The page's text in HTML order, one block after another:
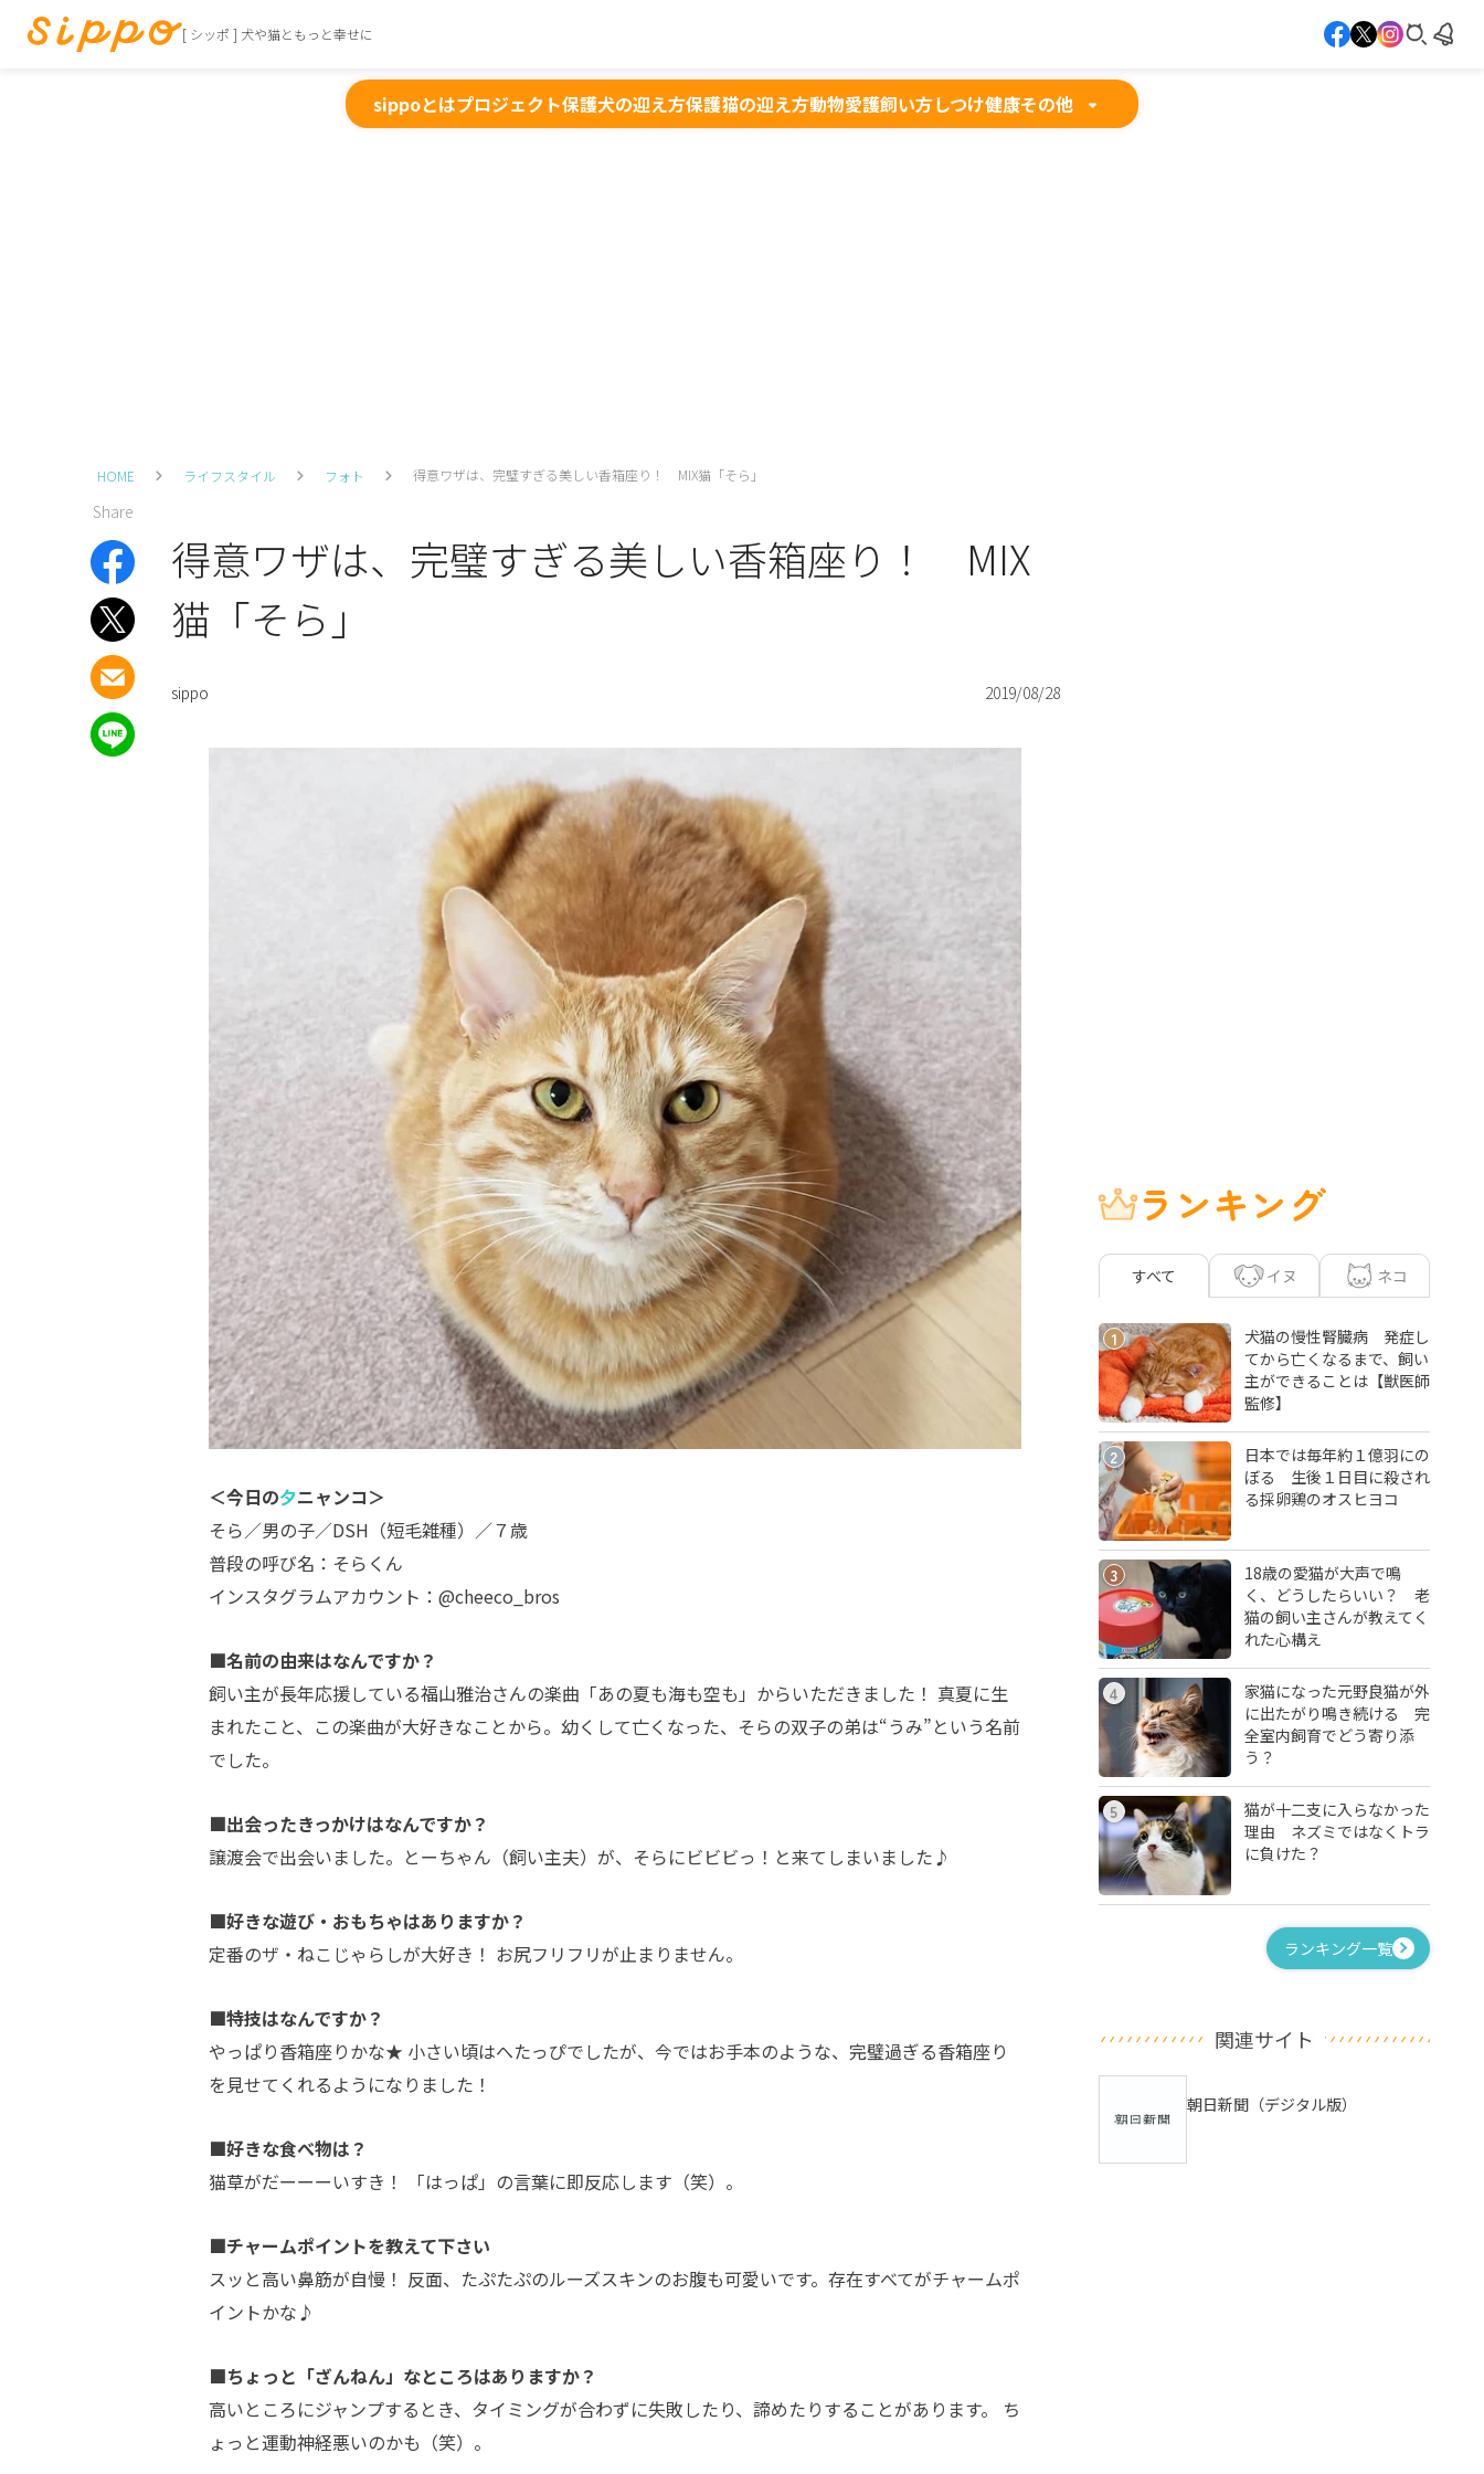
[ シッポ ] 犬や猫ともっと幸せに
sippoとはプロジェクト保護犬の迎え方保護猫の迎え方動物愛護飼い方しつけ健康その他
HOME ライフスタイル フォト 得意ワザは、完璧すぎる美しい香箱座り！ MIX猫「そら」
Share
得意ワザは、完璧すぎる美しい香箱座り！ MIX
猫「そら」
sippo 2019/08/28
＜今日の夕ニャンコ＞
そら／男の子／DSH（短毛雑種）／７歳
普段の呼び名：そらくん
インスタグラムアカウント：@cheeco_bros
■名前の由来はなんですか？
飼い主が長年応援している福山雅治さんの楽曲「あの夏も海も空も」からいただきました！ 真夏に生
まれたこと、この楽曲が大好きなことから。幼くして亡くなった、そらの双子の弟は“うみ”という名前
でした。
■出会ったきっかけはなんですか？
譲渡会で出会いました。とーちゃん（飼い主夫）が、そらにビビビっ！と来てしまいました♪
■好きな遊び・おもちゃはありますか？
定番のザ・ねこじゃらしが大好き！ お尻フリフリが止まりません。
■特技はなんですか？
やっぱり香箱座りかな★ 小さい頃はへたっぴでしたが、今ではお手本のような、完璧過ぎる香箱座り
を見せてくれるようになりました！
■好きな食べ物は？
猫草がだーーーいすき！ 「はっぱ」の言葉に即反応します（笑）。
■チャームポイントを教えて下さい
スッと高い鼻筋が自慢！ 反面、たぷたぷのルーズスキンのお腹も可愛いです。存在すべてがチャームポ
イントかな♪
■ちょっと「ざんねん」なところはありますか？
高いところにジャンプするとき、タイミングが合わずに失敗したり、諦めたりすることがあります。 ち
ょっと運動神経悪いのかも （笑）。
ランキング
すべて イヌ ネコ
1
犬猫の慢性腎臓病 発症し
てから亡くなるまで、飼い
主ができることは【獣医師
監修】
2
日本では毎年約１億羽にの
ぼる 生後１日目に殺され
る採卵鶏のオスヒヨコ
3
18歳の愛猫が大声で鳴
く、どうしたらいい？ 老
猫の飼い主さんが教えてく
れた心構え
4
家猫になった元野良猫が外
に出たがり鳴き続ける 完
全室内飼育でどう寄り添
う？
5
猫が十二支に入らなかった
理由 ネズミではなくトラ
に負けた？
ランキング一覧
関連サイト
朝日新聞（デジタル版）